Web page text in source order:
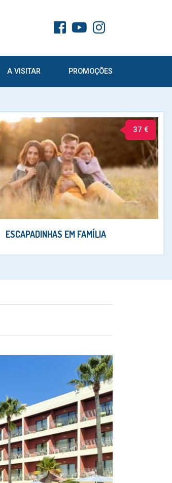
A VISITAR PROMOÇÕES
37 €
ESCAPADINHAS EM FAMÍLIA